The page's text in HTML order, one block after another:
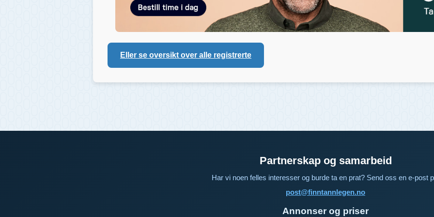
Eller se oversikt over alle registrerte
Partnerskap og samarbeid
Har vi noen felles interesser og burde ta en prat? Send oss en e-post
post@finntannlegen.no
Annonser og priser